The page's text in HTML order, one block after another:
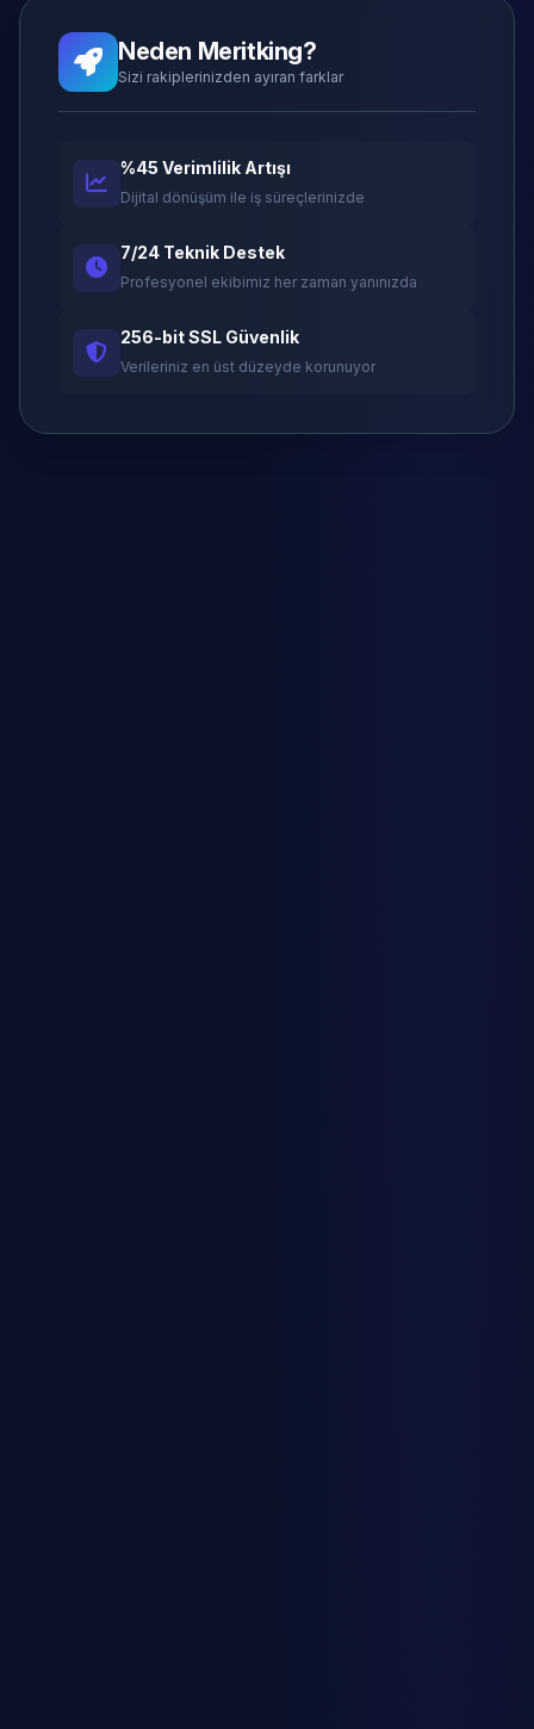
Neden Meritking?
Sizi rakiplerinizden ayıran farklar
%45 Verimlilik Artışı
Dijital dönüşüm ile iş süreçlerinizde
7/24 Teknik Destek
Profesyonel ekibimiz her zaman yanınızda
256-bit SSL Güvenlik
Verileriniz en üst düzeyde korunuyor